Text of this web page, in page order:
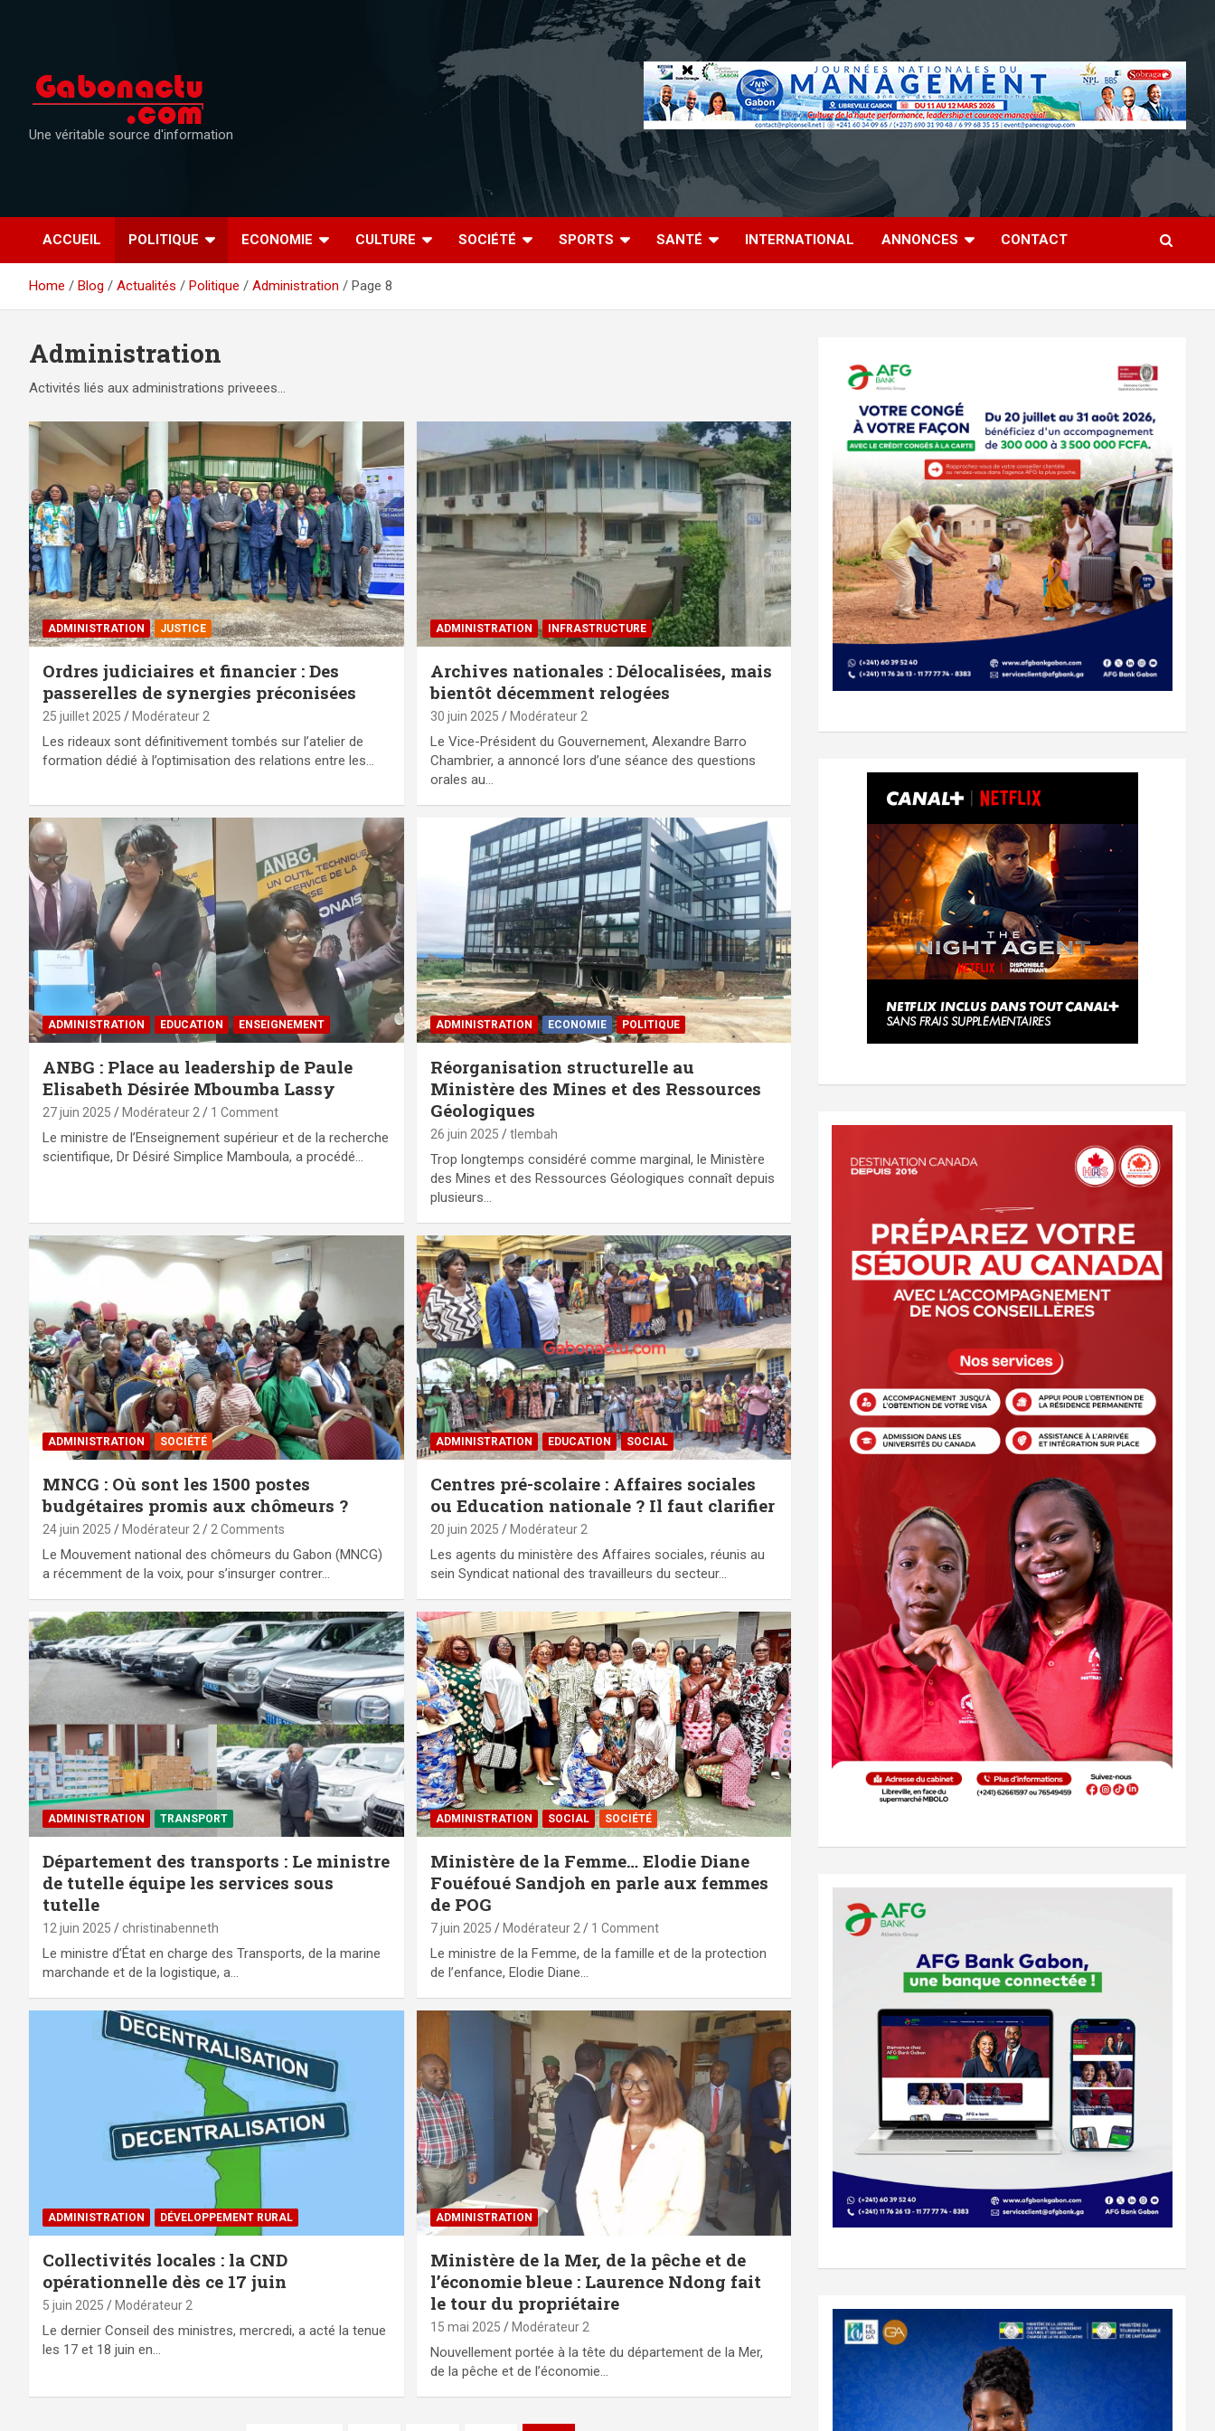
Une véritable source d'information
ACCUEIL POLITIQUE ECONOMIE CULTURE SOCIÉTÉ SPORTS SANTÉ INTERNATIONAL ANNONCES CONTACT
Home Blog Actualités Politique Administration Page 8
Administration
Activités liés aux administrations priveees…
ADMINISTRATION JUSTICE
Ordres judiciaires et financier : Des
passerelles de synergies préconisées
25 juillet 2025 Modérateur 2
‎Les rideaux sont définitivement tombés sur l’atelier de
formation dédié à l’optimisation des relations entre les…
ADMINISTRATION ⁠INFRASTRUCTURE
Archives nationales : Délocalisées, mais
bientôt décemment relogées
30 juin 2025 Modérateur 2
Le Vice-Président du Gouvernement, Alexandre Barro
Chambrier, a annoncé lors d’une séance des questions
orales au…
ADMINISTRATION EDUCATION ENSEIGNEMENT
ANBG : Place au leadership de Paule
Elisabeth Désirée Mboumba Lassy
27 juin 2025 Modérateur 2 1 Comment
Le ministre de l’Enseignement supérieur et de la recherche
scientifique, Dr Désiré Simplice Mamboula, a procédé…
ADMINISTRATION ECONOMIE POLITIQUE
Réorganisation structurelle au
Ministère des Mines et des Ressources
Géologiques
26 juin 2025 tlembah
Trop longtemps considéré comme marginal, le Ministère
des Mines et des Ressources Géologiques connaît depuis
plusieurs…
ADMINISTRATION SOCIÉTÉ
MNCG : Où sont les 1500 postes
budgétaires promis aux chômeurs ?
24 juin 2025 Modérateur 2 2 Comments
Le Mouvement national des chômeurs du Gabon (MNCG)
a récemment de la voix, pour s’insurger contrer…
ADMINISTRATION EDUCATION SOCIAL
Centres pré-scolaire : Affaires sociales
ou Education nationale ? Il faut clarifier
20 juin 2025 Modérateur 2
Les agents du ministère des Affaires sociales, réunis au
sein Syndicat national des travailleurs du secteur…
ADMINISTRATION TRANSPORT
Département des transports : Le ministre
de tutelle équipe les services sous
tutelle
12 juin 2025 christinabenneth
Le ministre d’État en charge des Transports, de la marine
marchande et de la logistique, a…
ADMINISTRATION SOCIAL SOCIÉTÉ
Ministère de la Femme… Elodie Diane
Fouéfoué Sandjoh en parle aux femmes
de POG
7 juin 2025 Modérateur 2 1 Comment
Le ministre de la Femme, de la famille et de la protection
de l’enfance, Elodie Diane…
ADMINISTRATION DÉVELOPPEMENT RURAL
Collectivités locales : la CND
opérationnelle dès ce 17 juin
5 juin 2025 Modérateur 2
Le dernier Conseil des ministres, mercredi, a acté la tenue
les 17 et 18 juin en…
ADMINISTRATION
Ministère de la Mer, de la pêche et de
l’économie bleue : Laurence Ndong fait
le tour du propriétaire
15 mai 2025 Modérateur 2
Nouvellement portée à la tête du département de la Mer,
de la pêche et de l’économie…